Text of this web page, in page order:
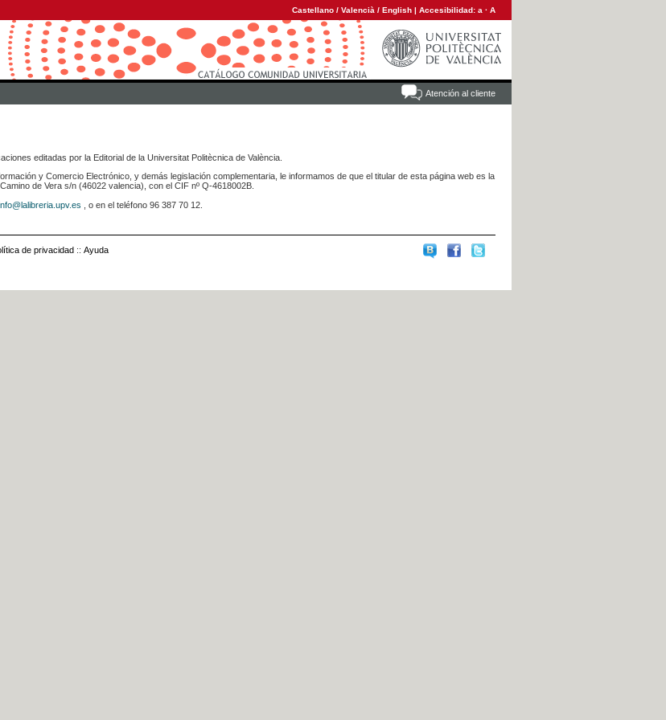
Castellano / Valencià / English | Accesibilidad: a · A
Atención al cliente
editadas por la Editorial de la Universitat Politècnica de València.
y Comercio Electrónico, y demás legislación complementaria, le informamos de que el titular de esta página web es la
de Vera s/n (46022 valencia), con el CIF nº Q-4618002B.
, o en el teléfono 96 387 70 12.
de privacidad :: Ayuda